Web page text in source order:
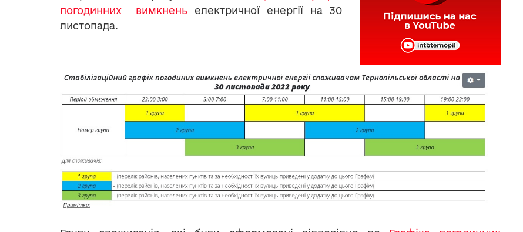
погодинних вимкнень електричної енергії на 30
листопада.